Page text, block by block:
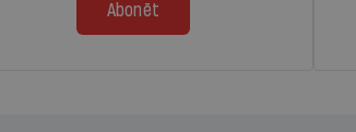
Abonēt